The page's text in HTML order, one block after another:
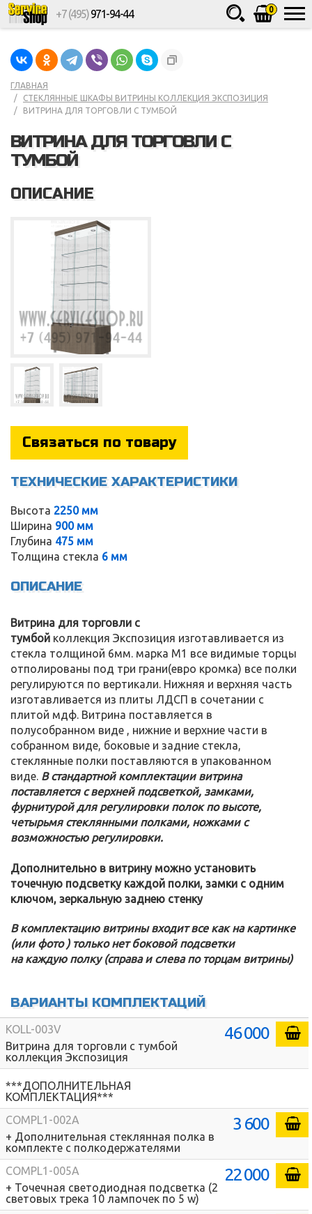
Service
0
+7 (495)971-94-44
ГЛАВНАЯ
СТЕКЛЯННЫЕ ШКАФЫ ВИТРИНЫ КОЛЛЕКЦИЯ ЭКСПОЗИЦИЯ
ВИТРИНА ДЛЯ ТОРГОВЛИ С ТУМБОЙ
ВИТРИНА ДЛЯ ТОРГОВЛИ С
ТУМБОЙ
ОПИСАНИЕ
Связаться по товару
ТЕХНИЧЕСКИЕ ХАРАКТЕРИСТИКИ
Высота 2250 мм
Ширина 900 мм
Глубина 475 мм
Толщина стекла 6 мм
ОПИСАНИЕ
Витрина для торговли с
тумбой коллекция Экспозиция изготавливается из
стекла толщиной 6мм. марка М1 все видимые торцы
отполированы под три грани(евро кромка) все полки
регулируются по вертикали. Нижняя и верхняя часть
изготавливается из плиты ЛДСП в сочетании с
плитой мдф. Витрина поставляется в
полусобранном виде , нижние и верхние части в
собранном виде, боковые и задние стекла,
стеклянные полки поставляются в упакованном
виде. В стандартной комплектации витрина
поставляется с верхней подсветкой, замками,
фурнитурой для регулировки полок по высоте,
четырьмя стеклянными полками, ножками с
возможностью регулировки.
Дополнительно в витрину можно установить
точечную подсветку каждой полки, замки с одним
ключом, зеркальную заднею стенку
В комплектацию витрины входит все как на картинке
(или фото ) только нет боковой подсветки
на каждую полку (справа и слева по торцам витрины)
ВАРИАНТЫ КОМПЛЕКТАЦИЙ
KOLL-003V
Витрина для торговли с тумбой
коллекция Экспозиция
46 000
***ДОПОЛНИТЕЛЬНАЯ
КОМПЛЕКТАЦИЯ***
COMPL1-002A
+ Дополнительная стеклянная полка в
комплекте с полкодержателями
3 600
COMPL1-005A
+ Точечная светодиодная подсветка (2
световых трека 10 лампочек по 5 w)
22 000